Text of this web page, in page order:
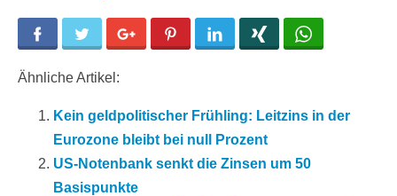
Facebook Twitter Google+ Pinterest LinkedIn
Ähnliche Artikel:
Kein geldpolitischer Frühling: Leitzins in der
Eurozone bleibt bei null Prozent
US-Notenbank senkt die Zinsen um 50
Basispunkte